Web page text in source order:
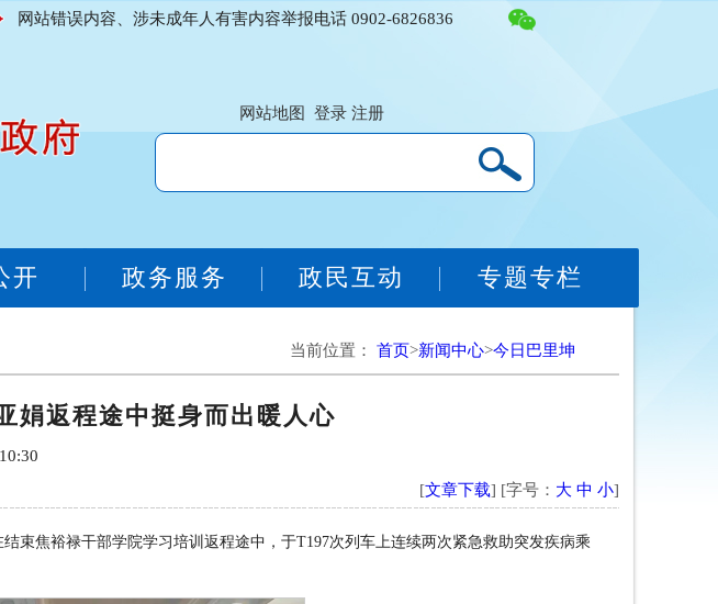
网站错误内容、涉未成年人有害内容举报电话 0902-6826836
网站地图 登录 注册
开 政务服务 政民互动 专题专栏
当前位置： 首页>新闻中心>今日巴里坤
娟返程途中挺身而出暖人心
[文章下载] [字号： 大 中 小]
束焦裕禄干部学院学习培训返程途中，于T197次列车上连续两次紧急救助突发疾病乘